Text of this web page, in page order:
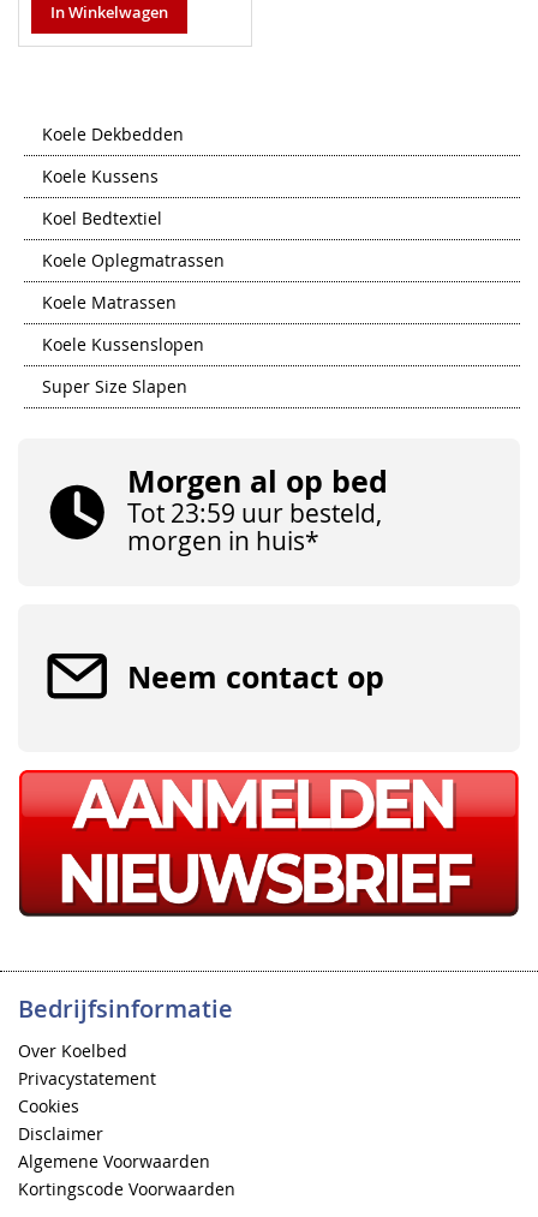
In Winkelwagen
Koele Dekbedden
Koele Kussens
Koel Bedtextiel
Koele Oplegmatrassen
Koele Matrassen
Koele Kussenslopen
Super Size Slapen
Morgen al op bed
Tot 23:59 uur besteld,
morgen in huis*
Neem contact op
Bedrijfsinformatie
Over Koelbed
Privacystatement
Cookies
Disclaimer
Algemene Voorwaarden
Kortingscode Voorwaarden